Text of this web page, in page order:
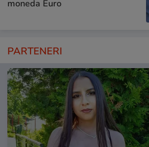
moneda Euro
PARTENERI